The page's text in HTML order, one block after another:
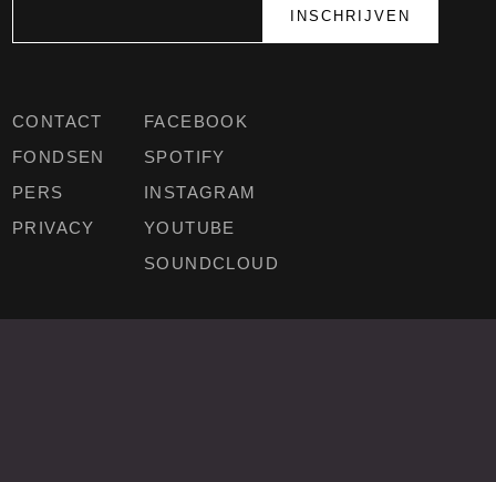
CONTACT
FONDSEN
PERS
PRIVACY
FACEBOOK
SPOTIFY
INSTAGRAM
YOUTUBE
SOUNDCLOUD